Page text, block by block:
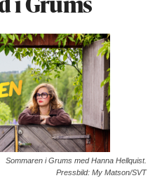
Sommaren i Grums med Hanna Hellquist.
Pressbild: My Matson/SVT